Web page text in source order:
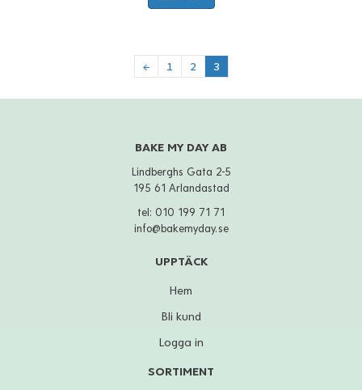
← 1 2 3
BAKE MY DAY AB
Lindberghs Gata 2-5
195 61 Arlandastad
tel: 010 199 71 71
info@bakemyday.se
UPPTÄCK
Hem
Bli kund
Logga in
SORTIMENT